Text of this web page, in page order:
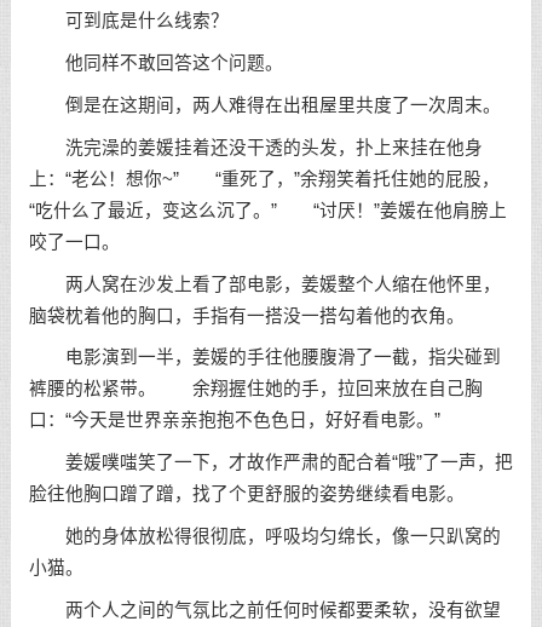
可到底是什么线索？
他同样不敢回答这个问题。
倒是在这期间，两人难得在出租屋里共度了一次周末。
洗完澡的姜媛挂着还没干透的头发，扑上来挂在他身
上：“老公！想你~” “重死了，”余翔笑着托住她的屁股，
“吃什么了最近，变这么沉了。” “讨厌！”姜媛在他肩膀上
咬了一口。
两人窝在沙发上看了部电影，姜媛整个人缩在他怀里，
脑袋枕着他的胸口，手指有一搭没一搭勾着他的衣角。
电影演到一半，姜媛的手往他腰腹滑了一截，指尖碰到
裤腰的松紧带。 余翔握住她的手，拉回来放在自己胸
口：“今天是世界亲亲抱抱不色色日，好好看电影。”
姜媛噗嗤笑了一下，才故作严肃的配合着“哦”了一声，把
脸往他胸口蹭了蹭，找了个更舒服的姿势继续看电影。
她的身体放松得很彻底，呼吸均匀绵长，像一只趴窝的
小猫。
两个人之间的气氛比之前任何时候都要柔软，没有欲望